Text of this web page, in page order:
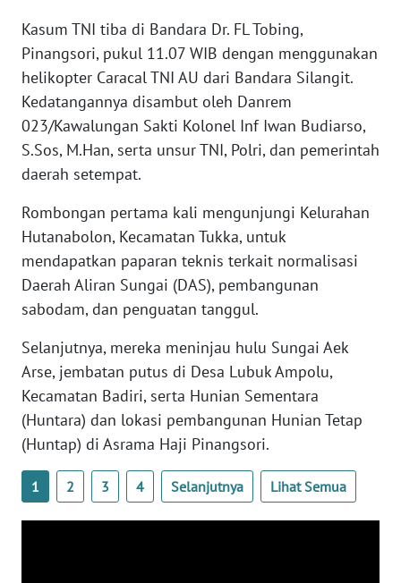
Kasum TNI tiba di Bandara Dr. FL Tobing,
Pinangsori, pukul 11.07 WIB dengan menggunakan
helikopter Caracal TNI AU dari Bandara Silangit.
Kedatangannya disambut oleh Danrem
023/Kawalungan Sakti Kolonel Inf Iwan Budiarso,
S.Sos, M.Han, serta unsur TNI, Polri, dan pemerintah
daerah setempat.
Rombongan pertama kali mengunjungi Kelurahan
Hutanabolon, Kecamatan Tukka, untuk
mendapatkan paparan teknis terkait normalisasi
Daerah Aliran Sungai (DAS), pembangunan
sabodam, dan penguatan tanggul.
Selanjutnya, mereka meninjau hulu Sungai Aek
Arse, jembatan putus di Desa Lubuk Ampolu,
Kecamatan Badiri, serta Hunian Sementara
(Huntara) dan lokasi pembangunan Hunian Tetap
(Huntap) di Asrama Haji Pinangsori.
1 2 3 4 Selanjutnya Lihat Semua
WN
BENGKULU
LAMPUNG
WN
JATENG
NUSANTARA
WN
JOGJA
WN
JATIM
WN
BALI